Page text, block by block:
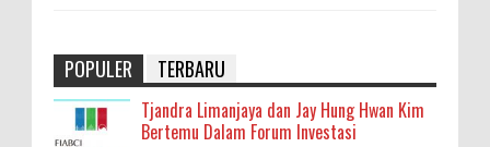
POPULER TERBARU
Tjandra Limanjaya dan Jay Hung Hwan Kim
Bertemu Dalam Forum Investasi